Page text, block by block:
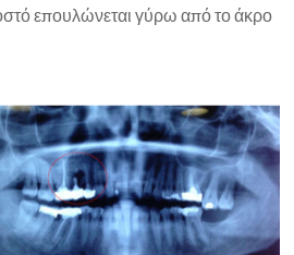
επουλώνεται γύρω από το άκρο